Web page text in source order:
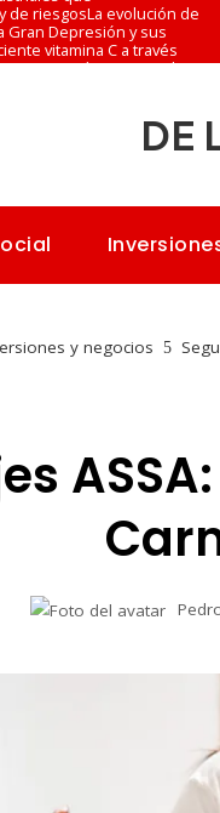
de riesgosLa evolución de
Gran Depresión y sus
vitamina C a través
más versionadas
DE
y negocios